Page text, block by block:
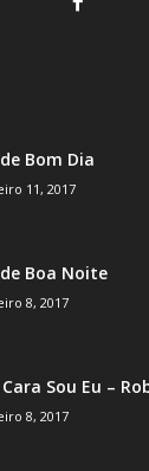
Bom Dia
11, 2017
Boa Noite
8, 2017
Cara Sou Eu –
8, 2017